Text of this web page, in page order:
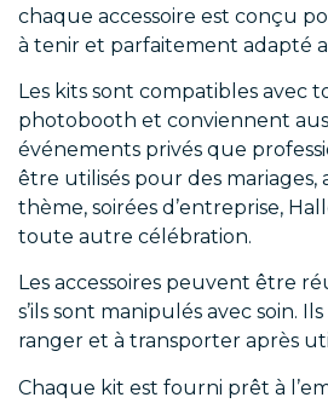
chaque accessoire est conçu
à tenir et parfaitement adapté
Les kits sont compatibles avec
photobooth et conviennent
événements privés que
être utilisés pour des mariages,
thème, soirées d’entreprise,
toute autre célébration.
Les accessoires peuvent être
s’ils sont manipulés avec soin.
ranger et à transporter après
Chaque kit est fourni prêt à